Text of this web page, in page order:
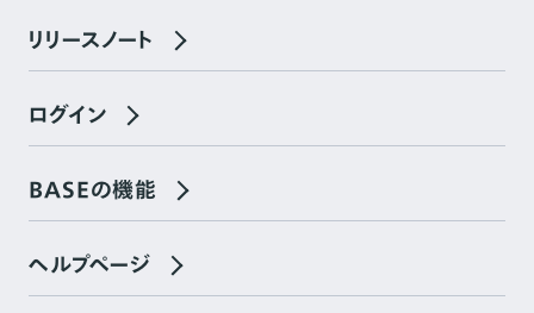
リリースノート
ログイン
BASEの機能
ヘルプページ